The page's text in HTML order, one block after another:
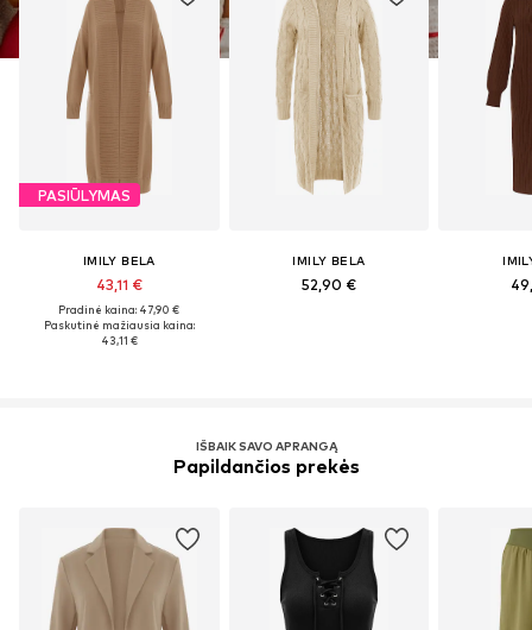
PASIŪLYMAS
IMILY BELA
43,11 €
Pradinė kaina: 47,90 €
Paskutinė mažiausia kaina:
43,11 €
IMILY BELA
52,90 €
IŠBAIK SAVO APRANGĄ
Papildančios prekės